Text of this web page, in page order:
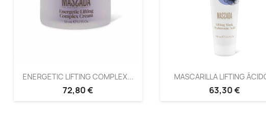
ENERGETIC LIFTING COMPLEX...
72,80 €
MASCARILLA LIFTING
63,30 €